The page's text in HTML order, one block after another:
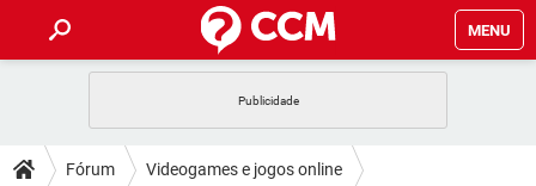
MENU
CELULAR FACEBOOK
DICAS
Fórum Videogames e jogos online